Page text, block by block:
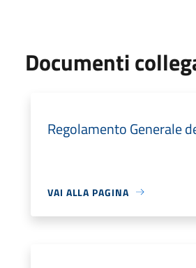
Documenti
Regolamento Generale
VAI ALLA PAGINA